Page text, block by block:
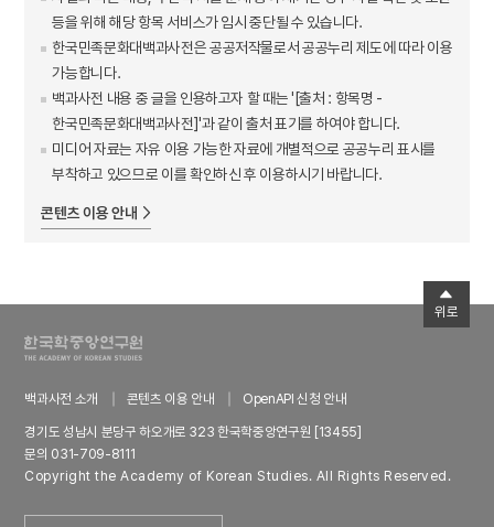
등을 위해 해당 항목 서비스가 임시 중단될 수 있습니다.
한국민족문화대백과사전은 공공저작물로서 공공누리 제도에 따라 이용
가능합니다.
백과사전 내용 중 글을 인용하고자 할 때는 '[출처 : 항목명 -
한국민족문화대백과사전]'과 같이 출처 표기를 하여야 합니다.
미디어 자료는 자유 이용 가능한 자료에 개별적으로 공공누리 표시를
부착하고 있으므로 이를 확인하신 후 이용하시기 바랍니다.
콘텐츠 이용 안내
백과사전 소개 콘텐츠 이용 안내
OpenAPI 신청 안내
경기도 성남시 분당구 하오개로 323 한국학중앙연구원 [13455]
문의 031-709-8111
Copyright the Academy of Korean Studies. All Rights Reserved.
위로